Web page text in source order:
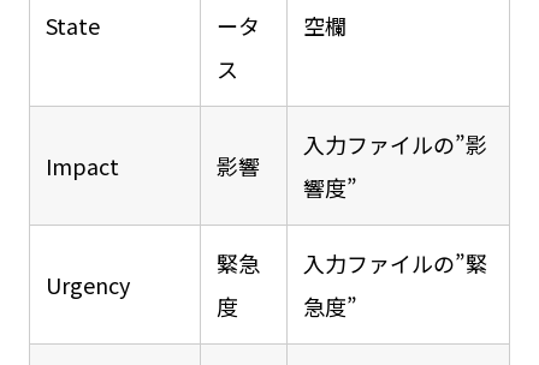
State
ータ
ス
空欄
Impact 影響
入力ファイルの”影
響度”
Urgency
緊急
度
入力ファイルの”緊
急度”